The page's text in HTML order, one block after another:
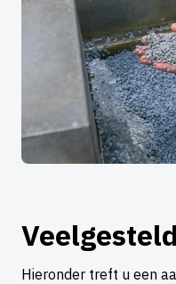
Hieronder treft u een